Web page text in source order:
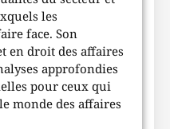
les
face. Son
en droit des affaires
approfondies
pour ceux qui
monde des affaires